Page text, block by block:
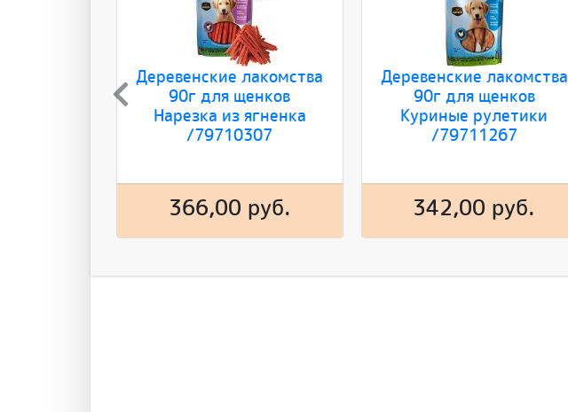
Деревенские лакомства
90г для щенков
Нарезка из ягненка
/79710307
366,00 руб.
Деревенские лакомства
90г для щенков
Куриные рулетики
/79711267
342,00 руб.